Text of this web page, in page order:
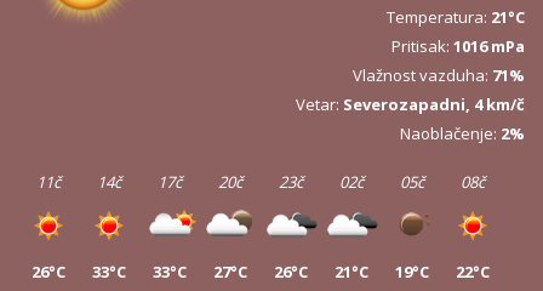
Temperatura: 21°C
Pritisak: 1016 mPa
Vlažnost vazduha: 71%
Vetar: Severozapadni, 4 km/č
Naoblačenje: 2%
11č
26°C
14č
33°C
17č
33°C
20č
27°C
23č
26°C
02č
21°C
05č
19°C
08č
22°C